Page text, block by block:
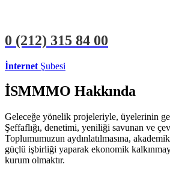
0 (212) 315 84 00
İnternet Şubesi
İSMMMO Hakkında
Geleceğe yönelik projeleriyle, üyelerinin
Şeffaflığı, denetimi, yeniliği savunan ve
Toplumumuzun aydınlatılmasına,
güçlü işbirliği yaparak ekonomik
kurum olmaktır.